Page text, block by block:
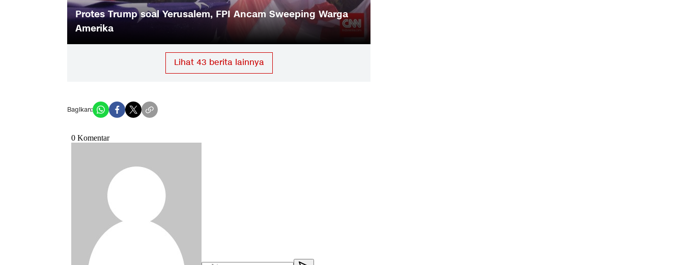
Protes Trump soal Yerusalem, FPI Ancam Sweeping Warga
Amerika
Lihat 43 berita lainnya
Bagikan: